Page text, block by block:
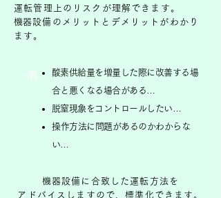
運転管理上のリスクが理解できます。
​機器設備のメリットとデメリットがわかり
ます。
例
酸素供給量を増量した際に改善する場
合と悪くなる場合がある…
脱窒現象をコントロールしたい…
​操作方法に問題があるのかわからな
い…
機器設備に合致した運転方法を​
アドバイスしますので、標準化できます。